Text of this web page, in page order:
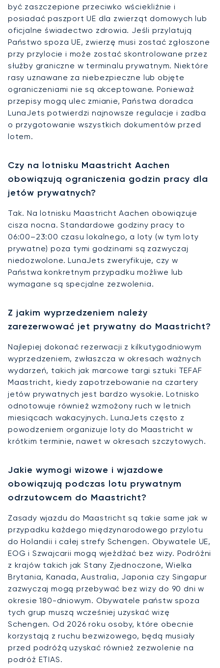
być zaszczepione przeciwko wściekliźnie i
posiadać paszport UE dla zwierząt domowych lub
oficjalne świadectwo zdrowia. Jeśli przylatują
Państwo spoza UE, zwierzę musi zostać zgłoszone
przy przylocie i może zostać skontrolowane przez
służby graniczne w terminalu prywatnym. Niektóre
rasy uznawane za niebezpieczne lub objęte
ograniczeniami nie są akceptowane. Ponieważ
przepisy mogą ulec zmianie, Państwa doradca
LunaJets potwierdzi najnowsze regulacje i zadba
o przygotowanie wszystkich dokumentów przed
lotem.
Czy na lotnisku Maastricht Aachen
obowiązują ograniczenia godzin pracy dla
jetów prywatnych?
Tak. Na lotnisku Maastricht Aachen obowiązuje
cisza nocna. Standardowe godziny pracy to
06:00–23:00 czasu lokalnego, a loty (w tym loty
prywatne) poza tymi godzinami są zazwyczaj
niedozwolone. LunaJets zweryfikuje, czy w
Państwa konkretnym przypadku możliwe lub
wymagane są specjalne zezwolenia.
Z jakim wyprzedzeniem należy
zarezerwować jet prywatny do Maastricht?
Najlepiej dokonać rezerwacji z kilkutygodniowym
wyprzedzeniem, zwłaszcza w okresach ważnych
wydarzeń, takich jak marcowe targi sztuki TEFAF
Maastricht, kiedy zapotrzebowanie na czartery
jetów prywatnych jest bardzo wysokie. Lotnisko
odnotowuje również wzmożony ruch w letnich
miesiącach wakacyjnych. LunaJets często z
powodzeniem organizuje loty do Maastricht w
krótkim terminie, nawet w okresach szczytowych.
Jakie wymogi wizowe i wjazdowe
obowiązują podczas lotu prywatnym
odrzutowcem do Maastricht?
Zasady wjazdu do Maastricht są takie same jak w
przypadku każdego międzynarodowego przylotu
do Holandii i całej strefy Schengen. Obywatele UE,
EOG i Szwajcarii mogą wjeżdżać bez wizy. Podróżni
z krajów takich jak Stany Zjednoczone, Wielka
Brytania, Kanada, Australia, Japonia czy Singapur
zazwyczaj mogą przebywać bez wizy do 90 dni w
okresie 180-dniowym. Obywatele państw spoza
tych grup muszą wcześniej uzyskać wizę
Schengen. Od 2026 roku osoby, które obecnie
korzystają z ruchu bezwizowego, będą musiały
przed podróżą uzyskać również zezwolenie na
podróż ETIAS.